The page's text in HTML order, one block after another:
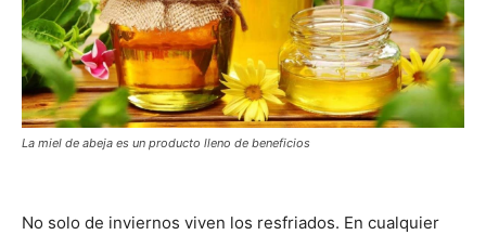
La miel de abeja es un producto lleno de beneficios
No solo de inviernos viven los resfriados. En cualquier